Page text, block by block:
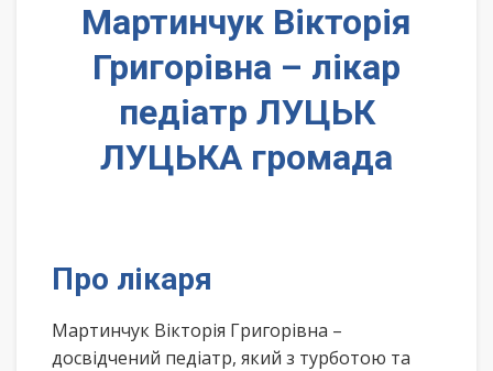
Мартинчук Вікторія
Григорівна – лікар
педіатр ЛУЦЬК
ЛУЦЬКА громада
Про лікаря
Мартинчук Вікторія Григорівна –
досвідчений педіатр, який з турботою та